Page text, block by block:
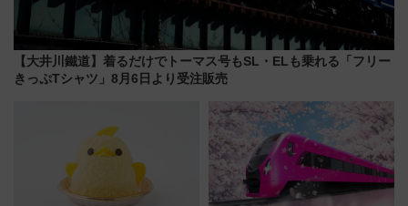
【大井川鐵道】着るだけでトーマス号もSL・ELも乗れる「フリー
きっぷTシャツ」8月6日より受注販売